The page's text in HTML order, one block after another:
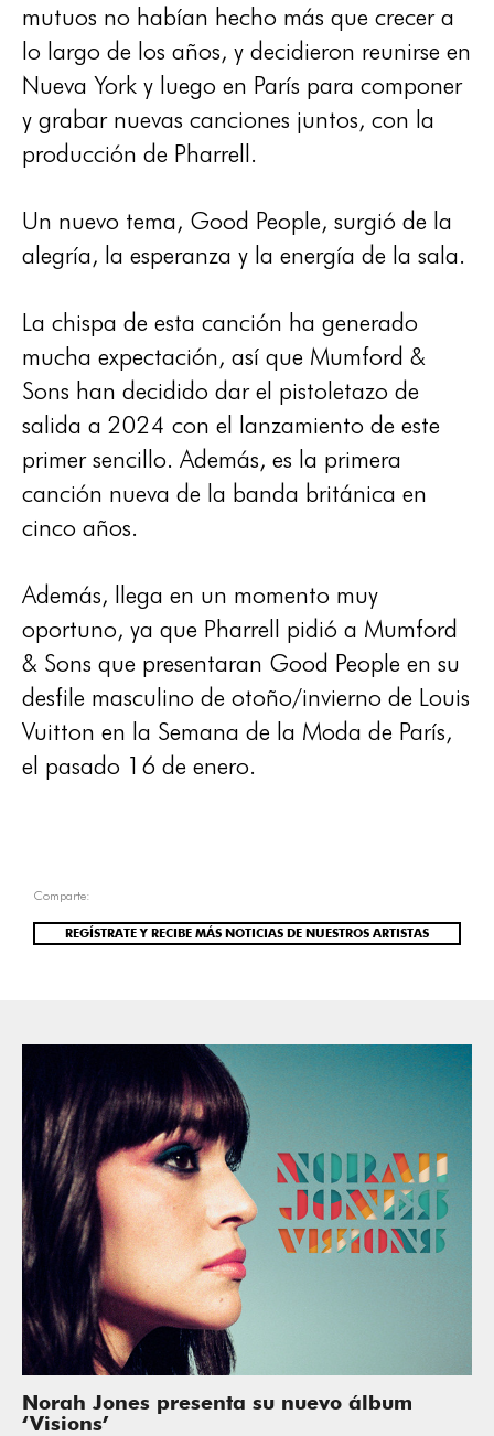
mutuos no habían hecho más que crecer a
lo largo de los años, y decidieron reunirse en
Nueva York y luego en París para componer
y grabar nuevas canciones juntos, con la
producción de Pharrell.
Un nuevo tema, Good People, surgió de la
alegría, la esperanza y la energía de la sala.
La chispa de esta canción ha generado
mucha expectación, así que Mumford &
Sons han decidido dar el pistoletazo de
salida a 2024 con el lanzamiento de este
primer sencillo. Además, es la primera
canción nueva de la banda británica en
cinco años.
Además, llega en un momento muy
oportuno, ya que Pharrell pidió a Mumford
& Sons que presentaran Good People en su
desfile masculino de otoño/invierno de Louis
Vuitton en la Semana de la Moda de París,
el pasado 16 de enero.
Comparte:
REGÍSTRATE Y RECIBE MÁS NOTICIAS DE NUESTROS ARTISTAS
Norah Jones presenta su nuevo álbum
‘Visions’